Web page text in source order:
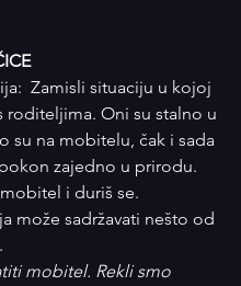
Zamisli situaciju u kojoj
roditeljima. Oni su stalno u
su na mobitelu, čak i sada
zajedno u prirodu.
i duriš se.
može sadržavati nešto od
mobitel. Rekli smo